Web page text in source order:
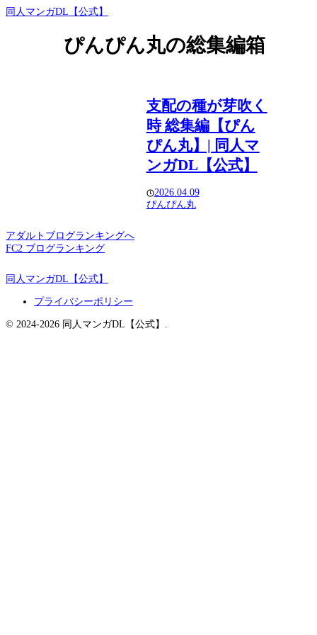
同人マンガDL【公式】
ぴんぴん丸の総集編箱
支配の種が芽吹く
時 総集編【ぴん
ぴん丸】| 同人マ
ンガDL【公式】
2026.04.09
ぴんぴん丸
アダルトブログランキングへ
FC2 ブログランキング
同人マンガDL【公式】
プライバシーポリシー
© 2024-2026 同人マンガDL【公式】.